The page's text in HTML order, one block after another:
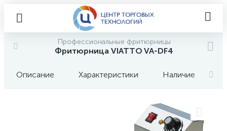
Профессиональные фритюрницы
Фритюрница VIATTO VA-DF4
Описание Характеристики Наличие